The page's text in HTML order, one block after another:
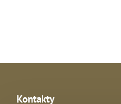
Kontakty